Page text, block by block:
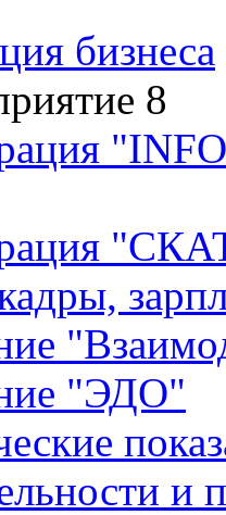
бизнеса
8
"ЭДО"
и